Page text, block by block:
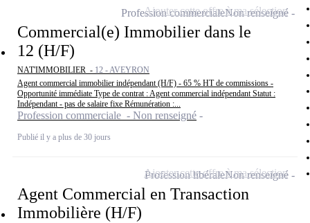
Commercial(e) Immobilier dans le
12 (H/F)
NAT'IMMOBILIER - 12 - AVEYRON
Agent commercial immobilier indépendant (H/F) - 65 % HT de commissions -
Opportunité immédiate Type de contrat : Agent commercial indépendant Statut :
Indépendant - pas de salaire fixe Rémunération :...
Profession commerciale - Non renseigné
Publié il y a plus de 30 jours
Profession commercialeNon renseigné
Ajouter cette offre à ma sélection
Agent Commercial en Transaction
Immobilière (H/F)
Profession libéraleNon renseigné
Ajouter cette offre à ma sélection